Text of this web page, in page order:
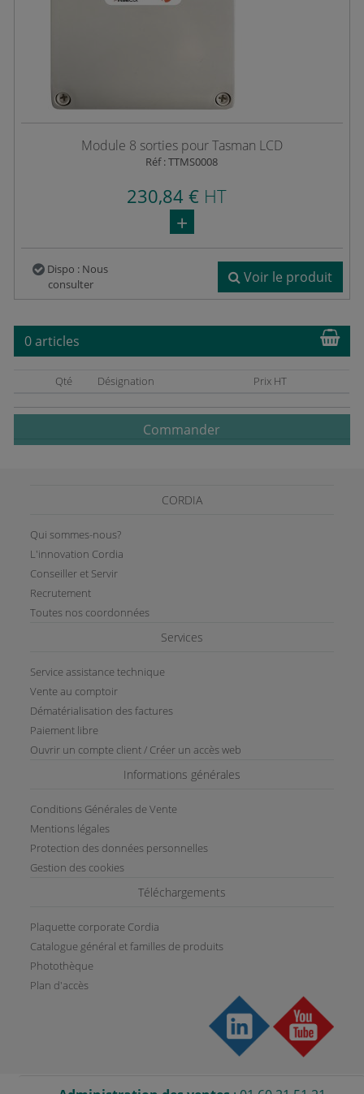
Module 8 sorties pour Tasman LCD
Réf : TTMS0008
230,84 € HT
Dispo : Nous
consulter
Voir le produit
0 articles
Qté Désignation Prix HT
Commander
CORDIA
Qui sommes-nous?
L'innovation Cordia
Conseiller et Servir
Recrutement
Toutes nos coordonnées
Services
Service assistance technique
Vente au comptoir
Dématérialisation des factures
Paiement libre
Ouvrir un compte client / Créer un accès web
Informations générales
Conditions Générales de Vente
Mentions légales
Protection des données personnelles
Gestion des cookies
Téléchargements
Plaquette corporate Cordia
Catalogue général et familles de produits
Photothèque
Plan d'accès